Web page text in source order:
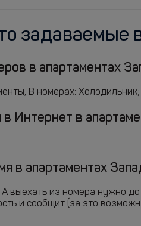
задаваемые
в апартаментах
В номерах:
в Интернет в
в апартаментах
выехать из номера нужно
и сообщит (за это